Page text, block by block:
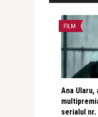
FILM
Ana
serialul nr.